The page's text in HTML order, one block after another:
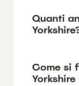
Quanti
Come si